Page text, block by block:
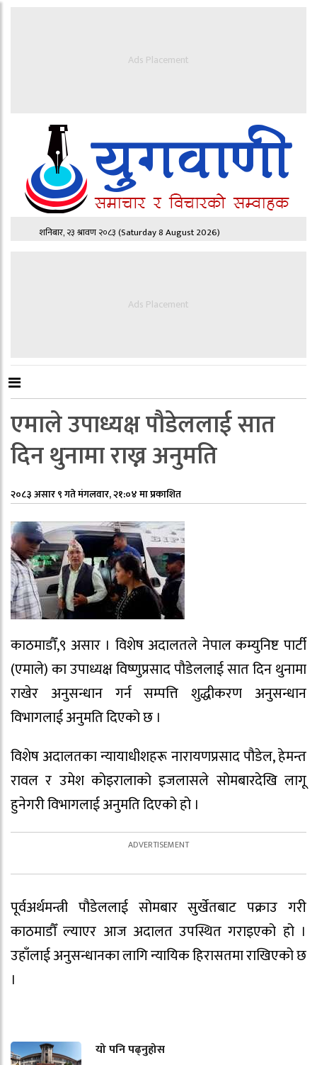
Ads Placement
शनिबार, २३ श्रावण २०८३(Saturday 8 August 2026)
Ads Placement
एमाले उपाध्यक्ष पौडेललाई सात
दिन थुनामा राख्न अनुमति
२०८३ असार ९ गते मंगलवार, २१:०४ मा प्रकाशित
काठमाडौँ,९ असार । विशेष अदालतले नेपाल कम्युनिष्ट पार्टी
(एमाले) का उपाध्यक्ष विष्णुप्रसाद पौडेललाई सात दिन थुनामा
राखेर अनुसन्धान गर्न सम्पत्ति शुद्धीकरण अनुसन्धान
विभागलाई अनुमति दिएको छ ।
विशेष अदालतका न्यायाधीशहरू नारायणप्रसाद पौडेल, हेमन्त
रावल र उमेश कोइरालाको इजलासले सोमबारदेखि लागू
हुनेगरी विभागलाई अनुमति दिएको हो ।
पूर्वअर्थमन्त्री पौडेललाई सोमबार सुर्खेतबाट पक्राउ गरी
काठमाडौँ ल्याएर आज अदालत उपस्थित गराइएको हो ।
उहाँलाई अनुसन्धानका लागि न्यायिक हिरासतमा राखिएको छ
।
यो पनि पढ्नुहोस